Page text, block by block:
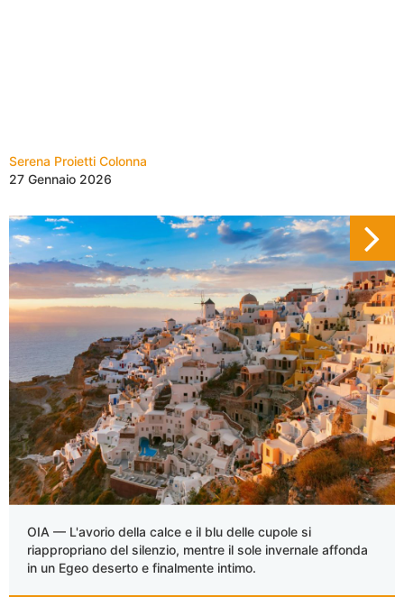
Serena Proietti Colonna
27 Gennaio 2026
OIA — L'avorio della calce e il blu delle cupole si
riappropriano del silenzio, mentre il sole invernale affonda
in un Egeo deserto e finalmente intimo.